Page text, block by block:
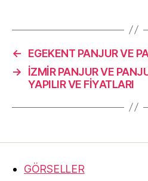
←
EGEKENT PANJUR VE
→
İZMİR PANJUR VE
YAPILIR VE FİYATLARI
GÖRSELLER